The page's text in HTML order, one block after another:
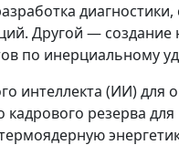
Другой —
по инерциальному
интеллекта (ИИ)
резерва